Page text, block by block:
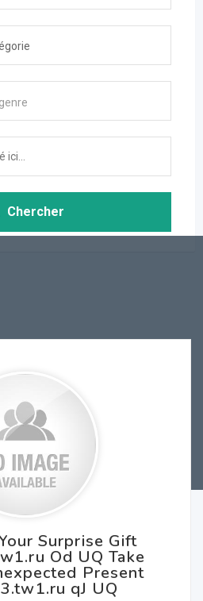
Chercher
Surprise Gift
Od UQ Take
Present
qJ UQ